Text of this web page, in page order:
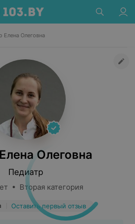
Елена Олеговна
Олеговна
Педиатр
• Вторая категория
Оставить первый отзыв